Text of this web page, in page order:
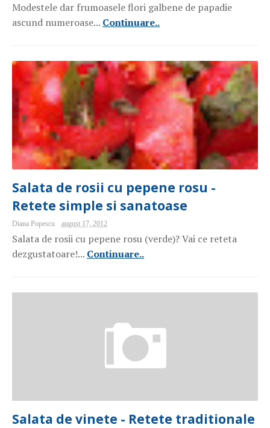
Modestele dar frumoasele flori galbene de papadie
ascund numeroase... Continuare..
Salata de rosii cu pepene rosu -
Retete simple si sanatoase
Diana Popescu august 17, 2012
Salata de rosii cu pepene rosu (verde)? Vai ce reteta
dezgustatoare!... Continuare..
Salata de vinete - Retete traditionale